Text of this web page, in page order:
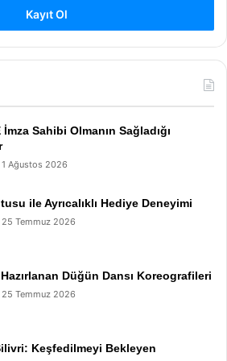
Kayıt Ol
İmza Sahibi Olmanın Sağladığı
1 Ağustos 2026
ile Ayrıcalıklı Hediye Deneyimi
25 Temmuz 2026
Düğün Dansı Koreografileri
25 Temmuz 2026
Keşfedilmeyi Bekleyen